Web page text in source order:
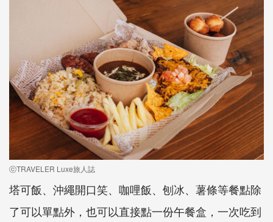
ⓒTRAVELER Luxe旅人誌
塔可飯、沖繩開口笑、咖哩飯、刨冰、薯條等餐點除
了可以單點外，也可以直接點一份午餐盒，一次吃到